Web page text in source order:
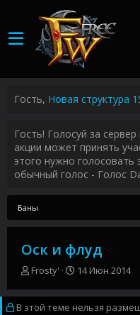
Гость, Новая структура
Гость! Голосуй за
акции может принять
этого нужно голосовать
обычный голос - Голос
Баны
Оск и флуд
А
т
о
Frosty'
Д
т
а
14 Июн 2014
В этой теме нельзя